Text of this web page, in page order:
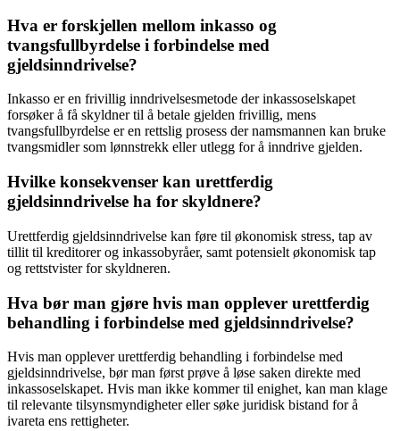
Hva er forskjellen mellom inkasso og
tvangsfullbyrdelse i forbindelse med
gjeldsinndrivelse?
Inkasso er en frivillig inndrivelsesmetode der inkassoselskapet
forsøker å få skyldner til å betale gjelden frivillig, mens
tvangsfullbyrdelse er en rettslig prosess der namsmannen kan bruke
tvangsmidler som lønnstrekk eller utlegg for å inndrive gjelden.
Hvilke konsekvenser kan urettferdig
gjeldsinndrivelse ha for skyldnere?
Urettferdig gjeldsinndrivelse kan føre til økonomisk stress, tap av
tillit til kreditorer og inkassobyråer, samt potensielt økonomisk tap
og rettstvister for skyldneren.
Hva bør man gjøre hvis man opplever urettferdig
behandling i forbindelse med gjeldsinndrivelse?
Hvis man opplever urettferdig behandling i forbindelse med
gjeldsinndrivelse, bør man først prøve å løse saken direkte med
inkassoselskapet. Hvis man ikke kommer til enighet, kan man klage
til relevante tilsynsmyndigheter eller søke juridisk bistand for å
ivareta ens rettigheter.